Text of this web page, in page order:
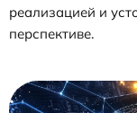
реализацией и
перспективе.